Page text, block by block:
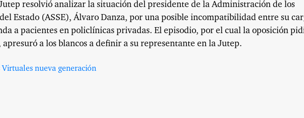
resolvió analizar la situación del presidente de la Administración de los
Estado (ASSE), Álvaro Danza, por una posible incompatibilidad entre su
a pacientes en policlínicas privadas. El episodio, por el cual la oposición
a los blancos a definir a su representante en la Jutep.